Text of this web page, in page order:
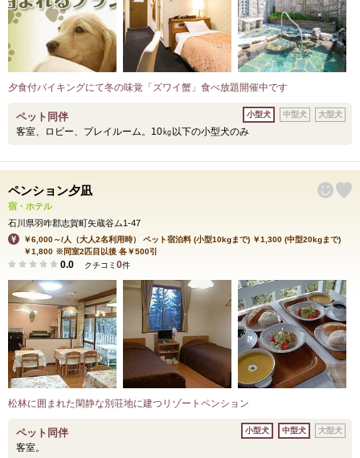
夕食付バイキングにて冬の味覚「ズワイ蟹」食べ放題開催中です
ペット同伴
客室、ロビー、プレイルーム。10㎏以下の小型犬のみ
小型犬 中型犬 大型犬
ペンション夕凪
宿・ホテル
石川県羽咋郡志賀町矢蔵谷ム1-47
￥6,000～/人（大人2名利用時） ペット宿泊料 (小型10kgまで) ￥1,300 (中型20kgまで)
￥1,800 ※同室2匹目以後 各￥500引
0.0 クチコミ 0件
松林に囲まれた閑静な別荘地に建つリゾートペンション
ペット同伴
客室。
小型犬 中型犬 大型犬